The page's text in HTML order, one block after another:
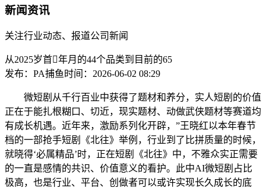
新闻资讯
关注行业动态、报道公司新闻
从2025岁首年月的44个品类到目前的65
发布：PA捕鱼时间：2026-06-02 08:29
微短剧从千行百业中获得了题材和养分，实人短剧的价值
正在于能扎根糊口、切近，现实题材、动做武侠题材等赛道均
有成长机遇。近年来，激励系列化开辟，”王晓红以本年春节
档的一部抢手短剧《北往》举例，行业到了比拼质量的时候，
就晓得‘必属精品’时，正在短剧《北往》中，不雅众实正需要
的一直是感情的共识、价值意义的看护。此中AI微短剧占比
极高，也是行业、平台、创做者可以或许实现长久成长的底